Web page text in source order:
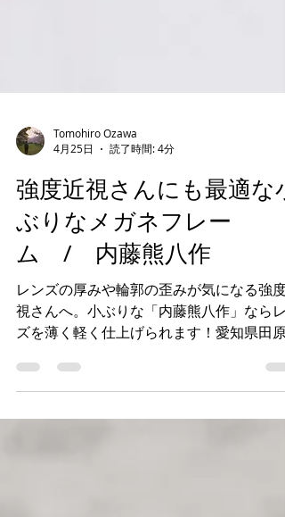
Tomohiro Ozawa
4月25日
読了時間: 4分
強度近視さんにも最適な小
ぶりなメガネフレー
ム / 内藤熊八作
レンズの厚みや輪郭の歪みが気になる強度
ズを薄く軽く仕上げられます！愛知県田原
のメガネ専門店「メガネの尾沢」が、豊橋
市・豊川市・蒲郡市にお住まいの方へ最適